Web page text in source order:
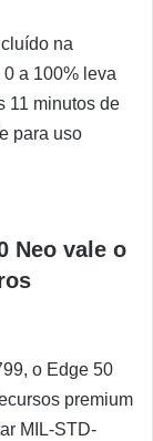
na
a 100% leva
11 minutos de
para uso
Neo vale o
o Edge 50
premium
MIL-STD-